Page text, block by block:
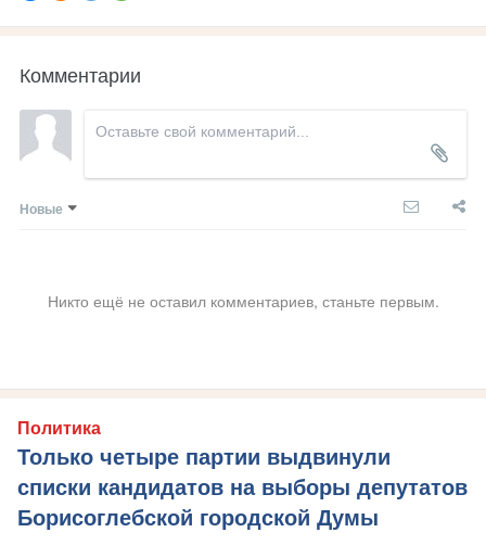
Комментарии
Новые
Никто ещё не оставил комментариев, станьте первым.
Политика
Только четыре партии выдвинули
списки кандидатов на выборы депутатов
Борисоглебской городской Думы